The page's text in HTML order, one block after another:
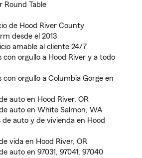
Round Table
de Hood River County
desde el 2013
amable al cliente 24/7
con orgullo a Hood River y a todo
con orgullo a Columbia Gorge en
auto en Hood River, OR
auto en White Salmon, WA
auto y de vivienda en Hood
vida en Hood River, OR
auto en 97031, 97041, 97040